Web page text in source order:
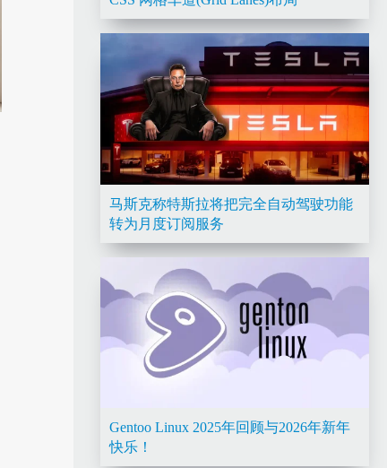
马斯克称特斯拉将把完全自动驾驶功能
转为月度订阅服务
Gentoo Linux 2025年回顾与2026年新年
快乐！